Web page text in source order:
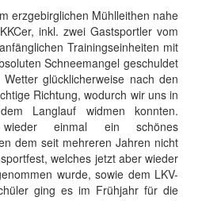
erzgebirglichen Mühlleithen nahe
inkl. zwei Gastsportler vom
Trainingseinheiten mit
Schneemangel geschuldet
glücklicherweise nach den
Richtung, wodurch wir uns in
Langlauf widmen konnten.
einmal ein schönes
dem seit mehreren Jahren nicht
welches jetzt aber wieder
wurde, sowie dem LKV-
ging es im Frühjahr für die